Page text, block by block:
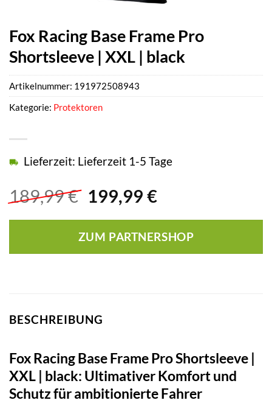
Fox Racing Base Frame Pro
Shortsleeve | XXL | black
189,99€ Ursprünglicher
Preis
war:
189,99 €
199,99 €Aktueller
ist:
199,99 €.
Lieferzeit: Lieferzeit 1-5 Tage
ZUM PARTNERSHOP
Artikelnummer: 191972508943
Kategorie: Protektoren
BESCHREIBUNG
Fox Racing Base Frame Pro Shortsleeve |
XXL | black: Ultimativer Komfort und
Schutz für ambitionierte Fahrer